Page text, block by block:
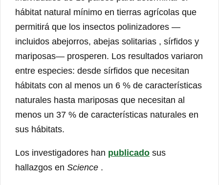
hábitat natural mínimo en tierras agrícolas que
permitirá que los insectos polinizadores —
incluidos abejorros, abejas solitarias , sírfidos y
mariposas— prosperen. Los resultados variaron
entre especies: desde sírfidos que necesitan
hábitats con al menos un 6 % de características
naturales hasta mariposas que necesitan al
menos un 37 % de características naturales en
sus hábitats.
Los investigadores han publicado sus
hallazgos en Science .